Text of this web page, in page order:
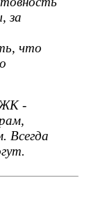
за
что
ЖК -
Всегда